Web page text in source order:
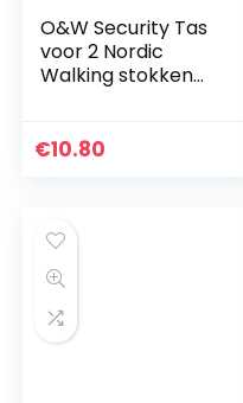
O&W Security Tas
voor 2 Nordic
Walking stokken
waterdicht, zwart, 1
€10.80